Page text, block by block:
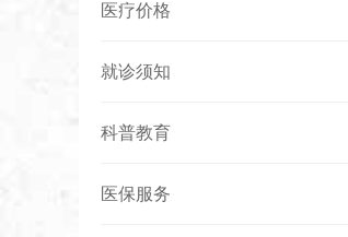
医疗价格
就诊须知
科普教育
医保服务